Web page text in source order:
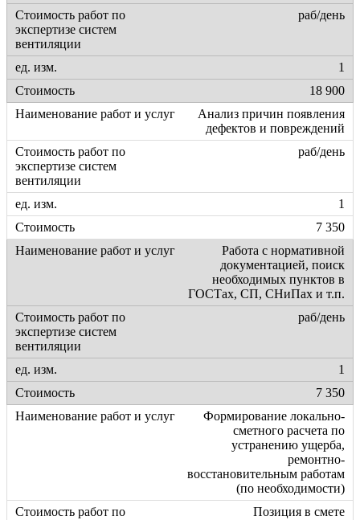
раб/день
1
18 900
Анализ причин появления
дефектов и повреждений
раб/день
1
7 350
Работа с нормативной
документацией, поиск
необходимых пунктов в
ГОСТах, СП, СНиПах и т.п.
раб/день
1
7 350
Формирование локально-
сметного расчета по
устранению ущерба,
ремонтно-
восстановительным работам
(по необходимости)
Позиция в смете